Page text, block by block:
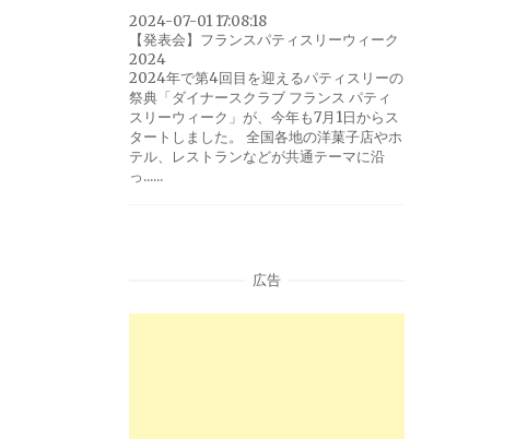
2024-07-01 17:08:18
【発表会】フランスパティスリーウィーク
2024
2024年で第4回目を迎えるパティスリーの
祭典「ダイナースクラブ フランス パティ
スリーウィーク」が、今年も7月1日からス
タートしました。 全国各地の洋菓子店やホ
テル、レストランなどが共通テーマに沿
っ......
広告